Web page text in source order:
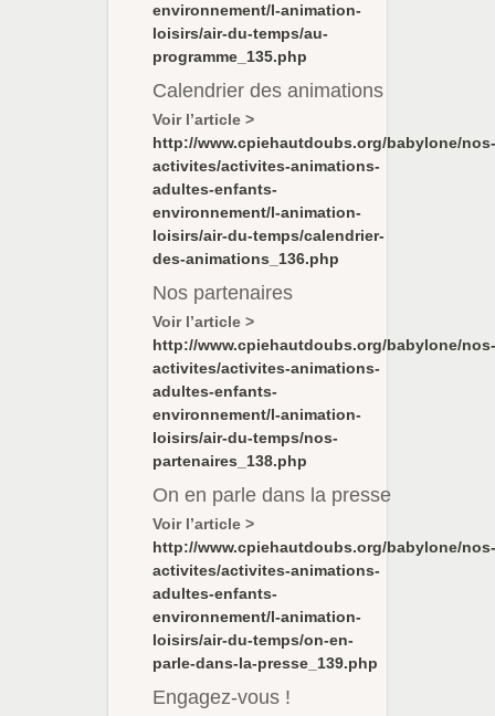
environnement/l-animation-
loisirs/air-du-temps/au-
programme_135.php
Calendrier des animations
Voir l’article >
http://www.cpiehautdoubs.org/babylone/nos-
activites/activites-animations-
adultes-enfants-
environnement/l-animation-
loisirs/air-du-temps/calendrier-
des-animations_136.php
Nos partenaires
Voir l’article >
http://www.cpiehautdoubs.org/babylone/nos-
activites/activites-animations-
adultes-enfants-
environnement/l-animation-
loisirs/air-du-temps/nos-
partenaires_138.php
On en parle dans la presse
Voir l’article >
http://www.cpiehautdoubs.org/babylone/nos-
activites/activites-animations-
adultes-enfants-
environnement/l-animation-
loisirs/air-du-temps/on-en-
parle-dans-la-presse_139.php
Engagez-vous !